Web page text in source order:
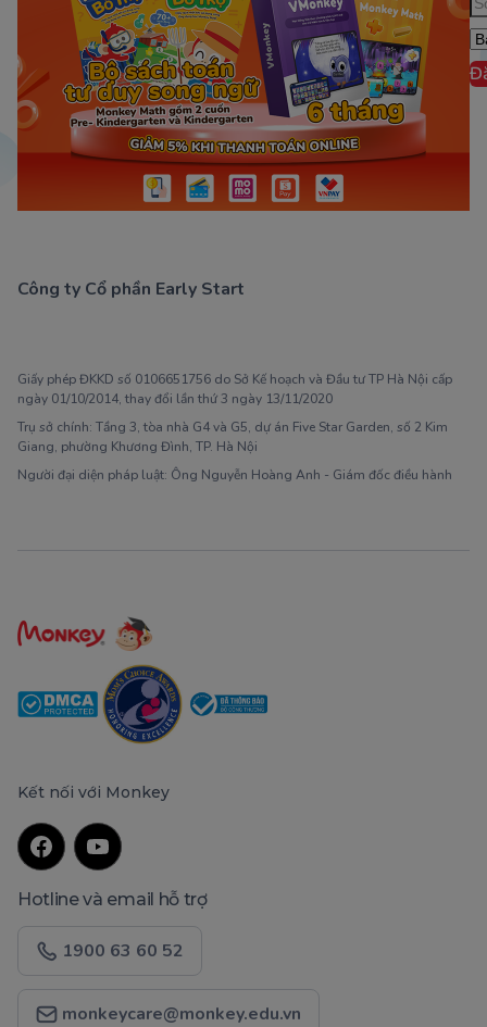
Công ty Cổ phần Early Start
Giấy phép ĐKKD số 0106651756 do Sở Kế hoạch và Đầu tư TP Hà Nội cấp
ngày 01/10/2014, thay đổi lần thứ 3 ngày 13/11/2020
Trụ sở chính: Tầng 3, tòa nhà G4 và G5, dự án Five Star Garden, số 2 Kim
Giang, phường Khương Đình, TP. Hà Nội
Người đại diện pháp luật: Ông Nguyễn Hoàng Anh - Giám đốc điều hành
Kết nối với Monkey
Hotline và email hỗ trợ
1900 63 60 52
monkeycare@monkey.edu.vn